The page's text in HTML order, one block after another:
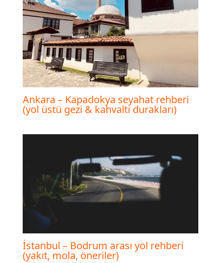
Ankara – Kapadokya seyahat rehberi
(yol üstü gezi & kahvaltı durakları)
İstanbul – Bodrum arası yol rehberi
(yakıt, mola, öneriler)